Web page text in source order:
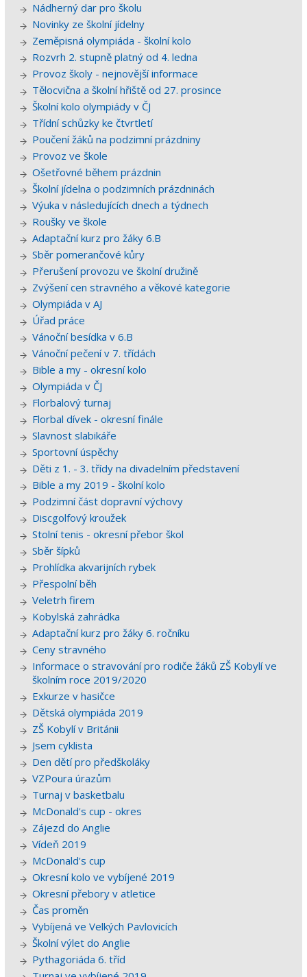
Nádherný dar pro školu
Novinky ze školní jídelny
Zeměpisná olympiáda - školní kolo
Rozvrh 2. stupně platný od 4. ledna
Provoz školy - nejnovější informace
Tělocvična a školní hřiště od 27. prosince
Školní kolo olympiády v ČJ
Třídní schůzky ke čtvrtletí
Poučení žáků na podzimní prázdniny
Provoz ve škole
Ošetřovné během prázdnin
Školní jídelna o podzimních prázdninách
Výuka v následujících dnech a týdnech
Roušky ve škole
Adaptační kurz pro žáky 6.B
Sběr pomerančové kůry
Přerušení provozu ve školní družině
Zvýšení cen stravného a věkové kategorie
Olympiáda v AJ
Úřad práce
Vánoční besídka v 6.B
Vánoční pečení v 7. třídách
Bible a my - okresní kolo
Olympiáda v ČJ
Florbalový turnaj
Florbal dívek - okresní finále
Slavnost slabikáře
Sportovní úspěchy
Děti z 1. - 3. třídy na divadelním představení
Bible a my 2019 - školní kolo
Podzimní část dopravní výchovy
Discgolfový kroužek
Stolní tenis - okresní přebor škol
Sběr šípků
Prohlídka akvarijních rybek
Přespolní běh
Veletrh firem
Kobylská zahrádka
Adaptační kurz pro žáky 6. ročníku
Ceny stravného
Informace o stravování pro rodiče žáků ZŠ Kobylí ve
školním roce 2019/2020
Exkurze v hasičce
Dětská olympiáda 2019
ZŠ Kobylí v Británii
Jsem cyklista
Den dětí pro předškoláky
VZPoura úrazům
Turnaj v basketbalu
McDonald's cup - okres
Zájezd do Anglie
Vídeň 2019
McDonald's cup
Okresní kolo ve vybíjené 2019
Okresní přebory v atletice
Čas proměn
Vybíjená ve Velkých Pavlovicích
Školní výlet do Anglie
Pythagoriáda 6. tříd